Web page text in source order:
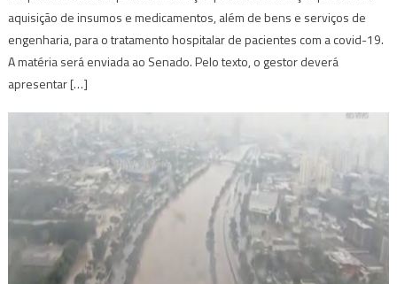
aquisição de insumos e medicamentos, além de bens e serviços de
engenharia, para o tratamento hospitalar de pacientes com a covid-19.
A matéria será enviada ao Senado. Pelo texto, o gestor deverá
apresentar […]